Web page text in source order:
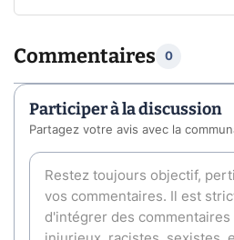
Commentaires 0
Participer à la discussion
Partagez votre avis avec la